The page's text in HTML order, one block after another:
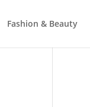
Fashion & Beauty